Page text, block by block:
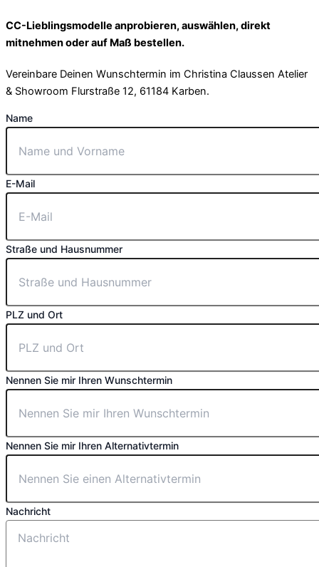
CC-Lieblingsmodelle anprobieren, auswählen, direkt
mitnehmen oder auf Maß bestellen.
Vereinbare Deinen Wunschtermin im Christina Claussen Atelier
& Showroom Flurstraße 12, 61184 Karben.
Name
E-Mail
Straße und Hausnummer
PLZ und Ort
Nennen Sie mir Ihren Wunschtermin
Nennen Sie mir Ihren Alternativtermin
Nachricht